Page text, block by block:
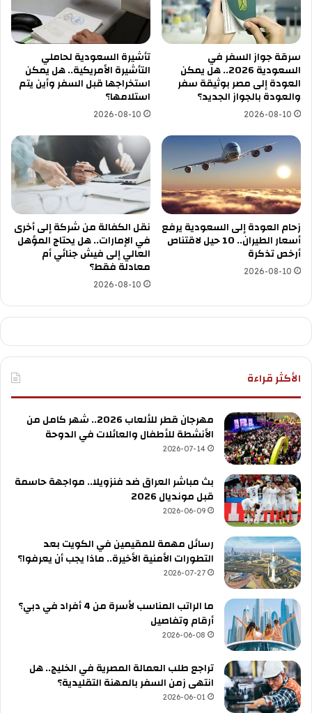
سرقة جواز السفر في
السعودية 2026.. هل يمكن
العودة إلى مصر بوثيقة سفر
والعودة بالجواز الجديد؟
2026-08-10
تأشيرة السعودية لحاملي
التأشيرة الأمريكية.. هل يمكن
استخراجها قبل السفر وأين يتم
استلامها؟
2026-08-10
زحام العودة إلى السعودية يرفع
أسعار الطيران.. 10 حيل لاقتناص
أرخص تذكرة
2026-08-10
نقل الكفالة من شركة إلى أخرى
في الإمارات.. هل يحتاج المؤهل
العالي إلى فيش جنائي أم
معادلة فقط؟
2026-08-10
الأكثر قراءة
مهرجان قطر للألعاب 2026.. شهر كامل من
الأنشطة للأطفال والعائلات في الدوحة
2026-07-14
بث مباشر العراق ضد فنزويلا.. مواجهة حاسمة
قبل مونديال 2026
2026-06-09
رسائل مهمة للمقيمين في الكويت بعد
التطورات الأمنية الأخيرة.. ماذا يجب أن يعرفوا؟
2026-07-27
ما الراتب المناسب لأسرة من 4 أفراد في دبي؟
أرقام وتفاصيل
2026-06-08
تراجع طلب العمالة المصرية في الخليج.. هل
انتهى زمن السفر بالمهنة التقليدية؟
2026-06-01